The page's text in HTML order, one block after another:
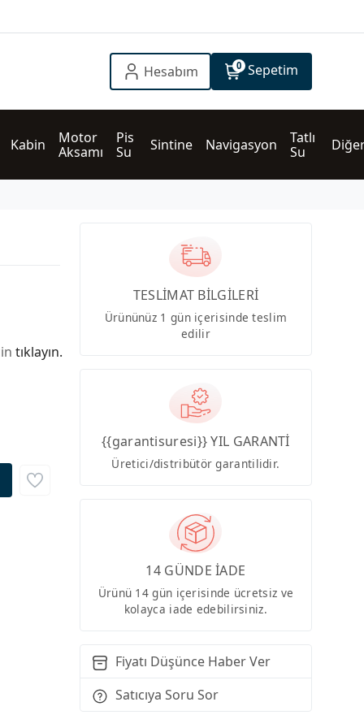
Hesabım 0 Sepetim
Kabin
Motor
Aksamı
Pis
Su
Sintine Navigasyon
Tatlı
Su
tıklayın.
TESLİMAT BİLGİLERİ
Ürününüz 1 gün içerisinde teslim
edilir
{{garantisuresi}} YIL GARANTİ
Üretici/distribütör garantilidir.
14 GÜNDE İADE
Ürünü 14 gün içerisinde ücretsiz ve
kolayca iade edebilirsiniz.
Fiyatı Düşünce Haber Ver
Satıcıya Soru Sor